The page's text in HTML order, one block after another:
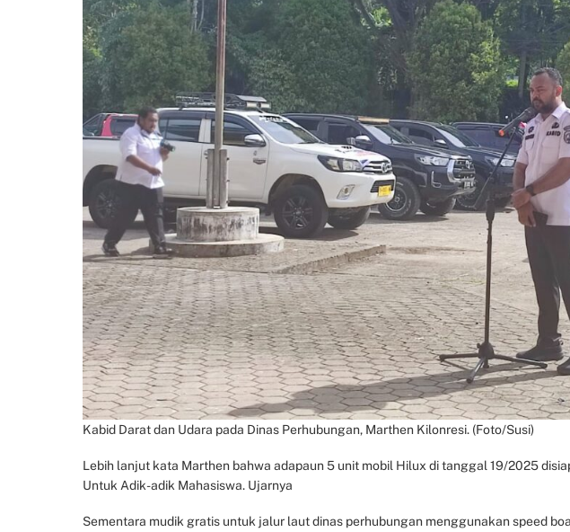
Kabid Darat dan Udara pada Dinas Perhubungan, Marthen Kilonresi. (Foto/Susi)
Lebih lanjut kata Marthen bahwa adapaun 5 unit mobil Hilux di tanggal 19/2025
Untuk Adik-adik Mahasiswa. Ujarnya
Sementara mudik gratis untuk jalur laut dinas perhubungan menggunakan speed